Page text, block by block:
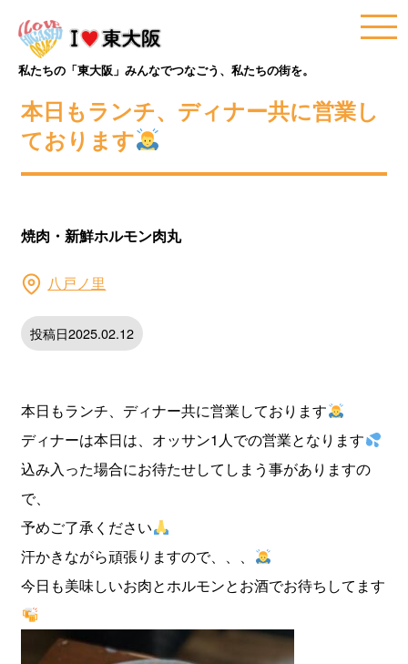
私たちの「東大阪」みんなでつなごう、私たちの街を。
本日もランチ、ディナー共に営業し
ております
焼肉・新鮮ホルモン肉丸
八戸ノ里
投稿日2025.02.12
本日もランチ、ディナー共に営業しております
ディナーは本日は、オッサン1人での営業となります
込み入った場合にお待たせしてしまう事がありますの
で、
予めご了承ください
汗かきながら頑張りますので、、、
今日も美味しいお肉とホルモンとお酒でお待ちしてます